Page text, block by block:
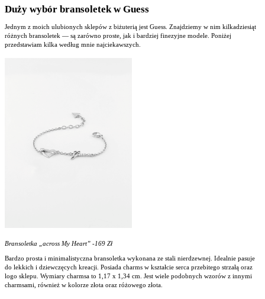
Duży wybór bransoletek w Guess
Jednym z moich ulubionych sklepów z biżuterią jest Guess. Znajdziemy w nim kilkadziesiąt
różnych bransoletek — są zarówno proste, jak i bardziej finezyjne modele. Poniżej
przedstawiam kilka według mnie najciekawszych.
Bransoletka „across My Heart” -169 Zł
Bardzo prosta i minimalistyczna bransoletka wykonana ze stali nierdzewnej. Idealnie pasuje
do lekkich i dziewczęcych kreacji. Posiada charms w kształcie serca przebitego strzałą oraz
logo sklepu. Wymiary charmsa to 1,17 x 1,34 cm. Jest wiele podobnych wzorów z innymi
charmsami, również w kolorze złota oraz różowego złota.